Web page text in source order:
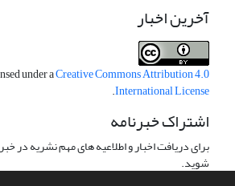
آخرین اخبار
under aCreative Commons Attribution 4.0
International License
.
اشتراک خبرنامه
برای دریافت اخبار و اطلاعیه های مهم نشریه در
شوید.